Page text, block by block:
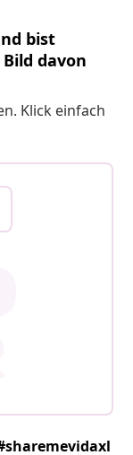
bist
davon
Klick einfach